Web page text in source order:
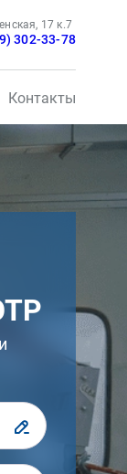
17 к.7
302-33-78
Контакты